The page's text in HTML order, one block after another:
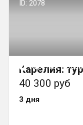
ID: 2078
Карелия,
Карелия:
40 300 руб
3 дня